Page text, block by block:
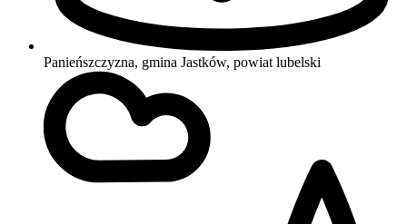
Panieńszczyzna, gmina Jastków, powiat lubelski